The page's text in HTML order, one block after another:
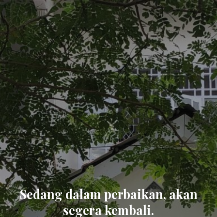
Sedang dalam perbaikan, akan
segera kembali.